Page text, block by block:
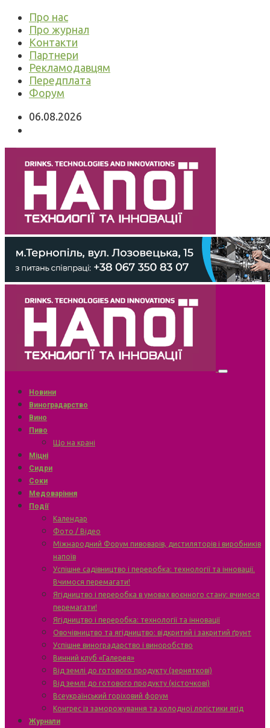
Про нас
Про журнал
Контакти
Партнери
Рекламодавцям
Передплата
Форум
06.08.2026
Новини
Виноградарство
Вино
Пиво
Що на крані
Міцні
Сидри
Соки
Медоваріння
Події
Календар
Фото / Відео
Міжнародний Форум пивоварів, дистиляторів і виробників
напоїв
Успішне садівництво і переробка: технології та інновації.
Вчимося перемагати!
Ягідництво і переробка в умовах воєнного стану: вчимося
перемагати!
Ягідництво і переробка: технології та інновації
Овочівництво та ягідництво: відкритий і закритий ґрунт
Успішне виноградарство і виноробство
Винний клуб «Галерея»
Від землі до готового продукту (зерняткові)
Від землі до готового продукту (кісточкові)
Всеукраїнський горіховий форум
Конгрес із заморожування та холодної логістики ягід
Журнали